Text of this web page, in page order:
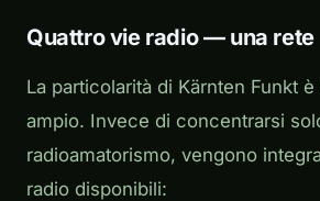
Quattro vie radio — una rete
La particolarità di Kärnten Funkt
ampio. Invece di concentrarsi
radioamatorismo, vengono
radio disponibili: